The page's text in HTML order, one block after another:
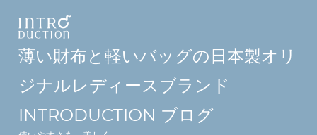
薄い財布と軽いバッグの日本製オリ
ジナルレディースブランド
INTRODUCTION ブログ